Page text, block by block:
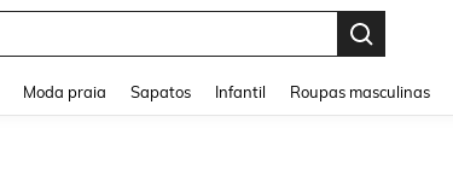
Moda praia Sapatos Infantil Roupas masculinas